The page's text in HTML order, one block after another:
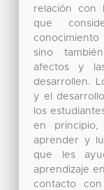
relación con
que
sino
afectos y
desarrollen.
y el
los
en
aprender y
que les
aprendizaje
contacto